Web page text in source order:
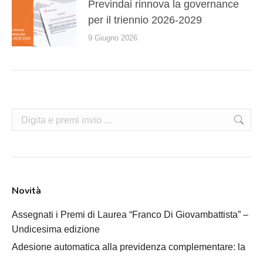
Previndai rinnova la governance
per il triennio 2026-2029
9 Giugno 2026
Cerca:
Novità
Assegnati i Premi di Laurea “Franco Di Giovambattista” –
Undicesima edizione
Adesione automatica alla previdenza complementare: la